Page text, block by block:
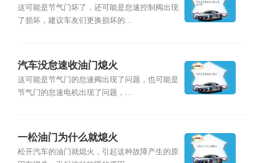
这可能是节气门坏了，还可能是怠速控制阀出现
了损坏，建议车友们更换损坏的...
汽车没怠速收油门熄火
这可能是节气门的怠速阀出现了问题，也可能是
节气门的怠速电机出现了问题，...
一松油门为什么就熄火
松开汽车的油门就熄火，引起这种故障产生的原